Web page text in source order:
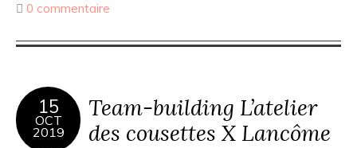
0 commentaire
15
OCT
2019
Team-building L’atelier
des cousettes X Lancôme